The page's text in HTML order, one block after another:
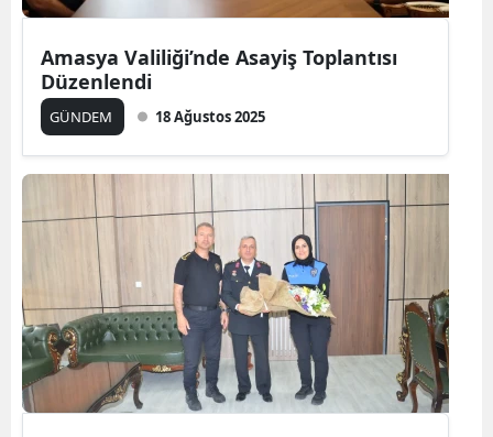
Amasya Valiliği’nde Asayiş Toplantısı
Düzenlendi
GÜNDEM 18 Ağustos 2025